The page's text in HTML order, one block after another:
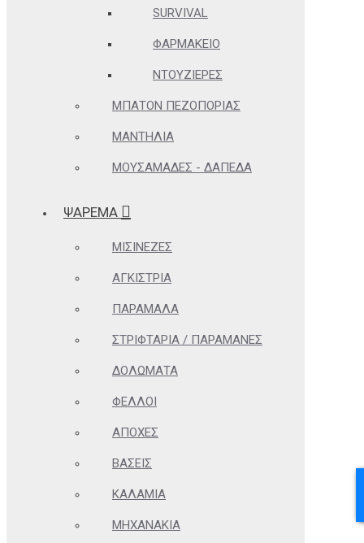
SURVIVAL
ΦΑΡΜΑΚΕΊΟ
ΝΤΟΥΖΙΈΡΕΣ
ΜΠΑΤΌΝ ΠΕΖΟΠΟΡΊΑΣ
ΜΑΝΤΉΛΙΑ
ΜΟΥΣΑΜΆΔΕΣ - ΔΆΠΕΔΑ
ΨΑΡΕΜΑ
ΜΙΣΙΝΈΖΕΣ
ΑΓΚΊΣΤΡΙΑ
ΠΑΡΆΜΑΛΑ
ΣΤΡΙΦΤΆΡΙΑ / ΠΑΡΑΜΆΝΕΣ
ΔΟΛΏΜΑΤΑ
ΦΕΛΛΟΊ
ΑΠΌΧΕΣ
ΒΆΣΕΙΣ
ΚΑΛΆΜΙΑ
ΜΗΧΑΝΆΚΙΑ